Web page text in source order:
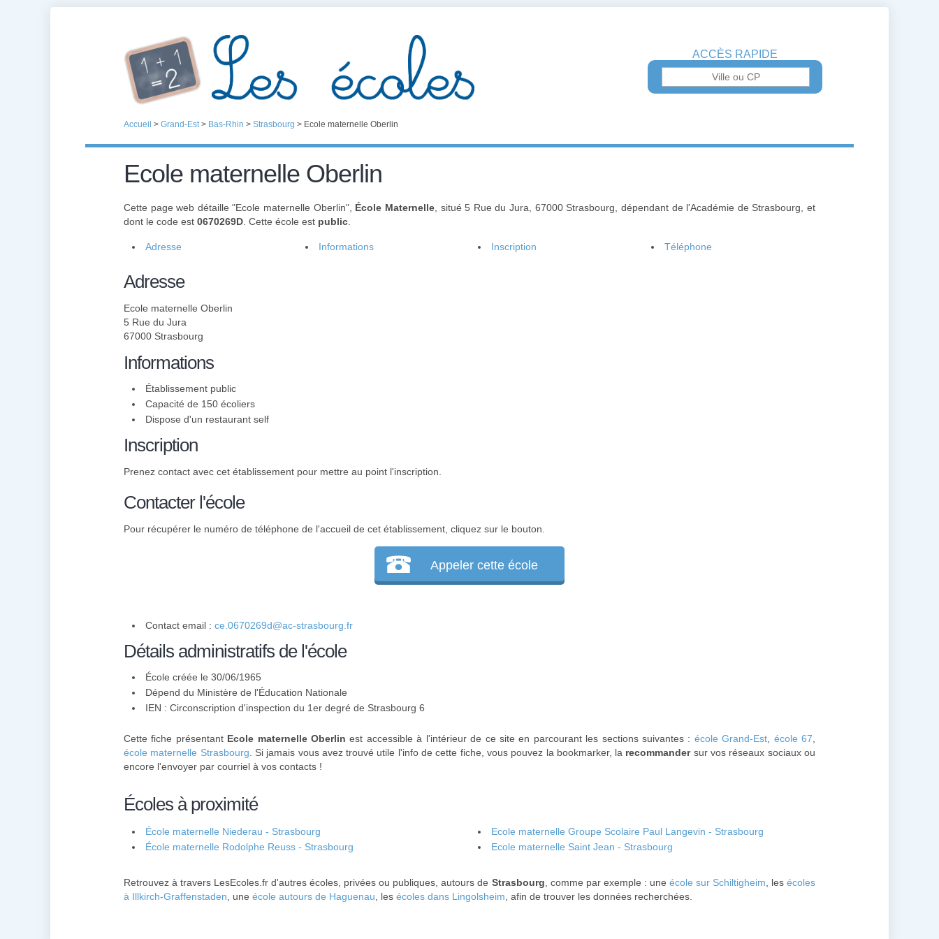
ACCÈS RAPIDE
Accueil > Grand-Est> Bas-Rhin > Strasbourg > Ecole maternelle Oberlin
Ecole maternelle Oberlin
Cette page web détaille "Ecole maternelle Oberlin", École Maternelle, situé 5 Rue du Jura, 67000 Strasbourg, dépendant de l'Académie de Strasbourg, et
dont le code est 0670269D . Cette école est public
Adresse Informations Inscription Téléphone
Adresse
Ecole maternelle Oberlin
5 Rue du Jura
67000 Strasbourg
Informations
Établissement public
Capacité de 150 écoliers
Dispose d'un restaurant self
Inscription
Prenez contact avec cet établissement pour mettre au point l'inscription.
Contacter l'école
Pour récupérer le numéro de téléphone de l'accueil de cet établissement, cliquez sur le bouton.
Appeler cette école
Contact email : ce.0670269d@ac-strasbourg.fr
Détails administratifs de l'école
École créée le 30/06/1965
Dépend du Ministère de l'Éducation Nationale
IEN : Circonscription d'inspection du 1er degré de Strasbourg 6
Cette fiche présentant Ecole maternelle Oberlin est accessible à l'intérieur de ce site en parcourant les sections suivantes : école Grand-Est école 67
école maternelle Strasbourg . Si jamais vous avez trouvé utile l'info de cette fiche, vous pouvez la bookmarker, la recommandersur vos réseaux sociaux ou
encore l'envoyer par courriel à vos contacts !
Écoles à proximité
École maternelle Niederau - Strasbourg
Ecole maternelle Groupe Scolaire Paul Langevin - Strasbourg
École maternelle Rodolphe Reuss - Strasbourg
Ecole maternelle Saint Jean - Strasbourg
Retrouvez à travers LesEcoles.fr d'autres écoles, privées ou publiques, autours de Strasbourg , comme par exemple : une école sur Schiltigheim , lesécoles
à Illkirch-Graffenstaden , une école autours de Haguenau , les écoles dans Lingolsheim , afin de trouver les données recherchées.